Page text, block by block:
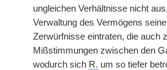
ungleichen Verhältnisse nicht
Verwaltung des Vermögens
Zerwürfnisse eintraten, die auch
Mißstimmungen zwischen den
wodurch sich R. um so tiefer